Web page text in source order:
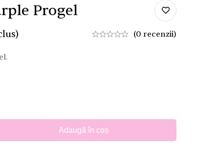
Progel
(0 recenzii)
Adaugă în coș